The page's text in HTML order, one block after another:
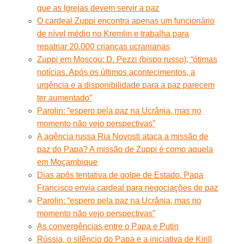
que as Igrejas devem servir a paz
O cardeal Zuppi encontra apenas um funcionário
de nível médio no Kremlin e trabalha para
repatriar 20.000 crianças ucranianas
Zuppi em Moscou: D. Pezzi (bispo russo), “ótimas
notícias. Após os últimos acontecimentos, a
urgência e a disponibilidade para a paz parecem
ter aumentado”
Parolin: “espero pela paz na Ucrânia, mas no
momento não vejo perspectivas”
A agência russa Ria Novosti ataca a missão de
paz do Papa? A missão de Zuppi é como aquela
em Moçambique
Dias após tentativa de golpe de Estado, Papa
Francisco envia cardeal para negociações de paz
Parolin: “espero pela paz na Ucrânia, mas no
momento não vejo perspectivas”
As convergências entre o Papa e Putin
Rússia, o silêncio do Papa e a iniciativa de Kirill